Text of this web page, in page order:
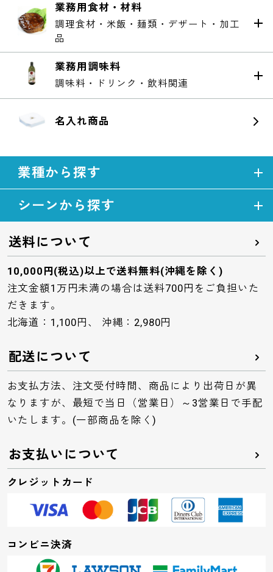
業務用食材・材料
調理食材・米飯・麺類・デザート・加工
品
業務用調味料
調味料・ドリンク・飲料関連
名入れ商品
業種から探す
シーンから探す
送料について
10,000円(税込)以上で送料無料(沖縄を除く)
注文金額1万円未満の場合は送料700円をご負担いた
だきます。
北海道：1,100円、 沖縄：2,980円
配送について
お支払方法、注文受付時間、商品により出荷日が異
なりますが、最短で当日（営業日）～3営業日で手配
いたします。(一部商品を除く)
お支払いについて
クレジットカード
コンビニ決済